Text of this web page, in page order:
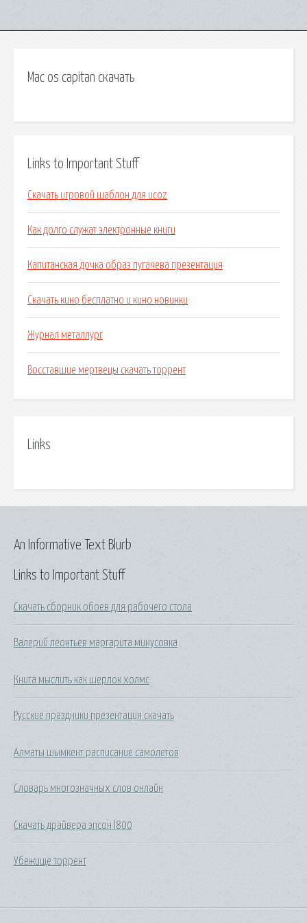
Mac os capitan скачать
Links to Important Stuff
Скачать игровой шаблон для ucoz
Как долго служат электронные книги
Капитанская дочка образ пугачева презентация
Скачать кино бесплатно и кино новинки
Журнал металлург
Восставшие мертвецы скачать торрент
Links
Links to Important Stuff
Скачать сборник обоев для рабочего стола
Валерий леонтьев маргарита минусовка
Книга мыслить как шерлок холмс
Русские праздники презентация скачать
Алматы шымкент расписание самолетов
Словарь многозначных слов онлайн
Скачать драйвера эпсон l800
Убежище торрент
An Informative Text Blurb